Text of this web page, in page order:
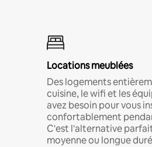
Locations meublées
Des logements
cuisine, le wifi et les
avez besoin pour vous
confortablement
C'est l'alternative
moyenne ou longue